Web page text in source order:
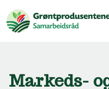
Markeds-